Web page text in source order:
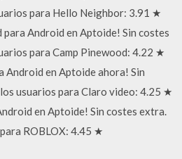
para Hello Neighbor: 3.91 ★
para Android en Aptoide! Sin costes
para Camp Pinewood: 4.22 ★
Android en Aptoide ahora! Sin
usuarios para Claro video: 4.25 ★
en Aptoide! Sin costes extra.
ROBLOX: 4.45 ★